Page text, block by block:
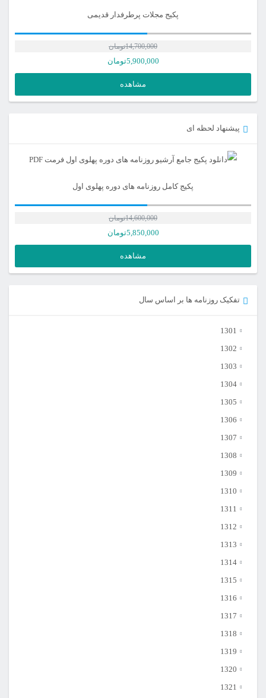
پکیج مجلات پرطرفدار قدیمی
14,700,000تومان
5,900,000تومان
مشاهده
پیشنهاد لحظه ای
پکیج کامل روزنامه های دوره پهلوی اول
14,600,000تومان
14,600,000تومان
5,850,000تومان
فعلی
است.
مشاهده
تفکیک روزنامه ها بر اساس سال
1301
1302
1303
1304
1305
1306
1307
1308
1309
1310
1311
1312
1313
1314
1315
1316
1317
1318
1319
1320
1321